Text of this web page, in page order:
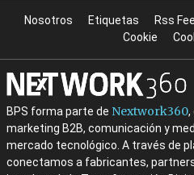
Nosotros Etiquetas Rss
Cookie
BPS forma parte de Nextwork360,
marketing B2B, comunicación y
mercado tecnológico. A través de
conectamos a fabricantes,